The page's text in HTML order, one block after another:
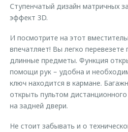
Ступенчатый дизайн матричных
эффект 3D.
И посмотрите на этот
впечатляет! Вы легко перевезете
длинные предметы. Функция
помощи рук – удобна и
ключ находится в кармане.
открыть пультом
на задней двери.
Не стоит забывать и о